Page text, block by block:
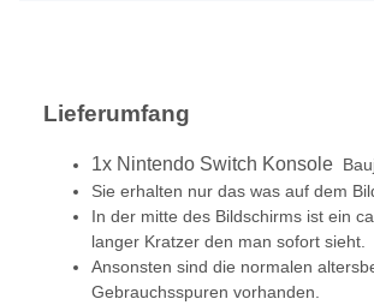
Lieferumfang
1x Nintendo Switch Konsole
Sie erhalten nur das was auf dem
In der mitte des Bildschirms ist ein
langer Kratzer den man sofort sieht.
Ansonsten sind die normalen
Gebrauchsspuren vorhanden.